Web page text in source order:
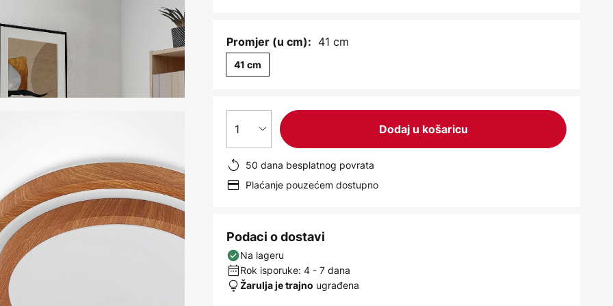
Promjer (u cm): 41 cm
41 cm
1 Dodaj u košaricu
50 dana besplatnog povrata
Plaćanje pouzećem dostupno
Podaci o dostavi
Na lageru
Rok isporuke: 4 - 7 dana
Žarulja je trajno ugrađena